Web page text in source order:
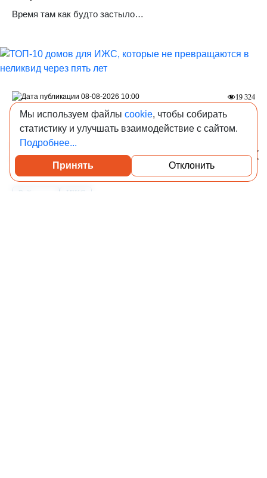
Время там как будто застыло…
ТОП-10 домов для ИЖС, которые не превращаются
в неликвид через пять лет
От компактного одноэтажника до дома для нескольких
поколений — проекты, рассчитанные не только на
сегодняшние потребности, но и на будущую перепродажу.
Рейтинги ИЖС
19 324
08-08-2026 10:00
Посмотреть каталог проверенных квартир
Мы используем файлы cookie, чтобы собирать
статистику и улучшать взаимодействие с сайтом.
Подробнее...
Принять Отклонить